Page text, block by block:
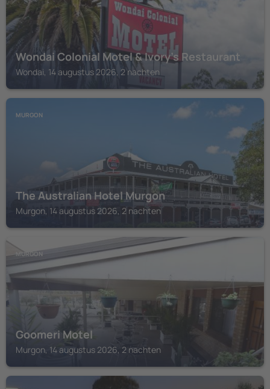
Wondai Colonial Motel & Ivory's Restaurant
Wondai, 14 augustus 2026, 2 nachten
MURGON
The Australian Hotel Murgon
Murgon, 14 augustus 2026, 2 nachten
MURGON
Goomeri Motel
Murgon, 14 augustus 2026, 2 nachten